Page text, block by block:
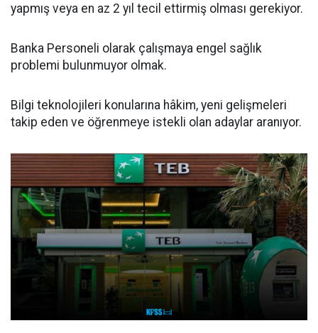
yapmış veya en az 2 yıl tecil ettirmiş olması gerekiyor.
Banka Personeli olarak çalışmaya engel sağlık
problemi bulunmuyor olmak.
Bilgi teknolojileri konularına hâkim, yeni gelişmeleri
takip eden ve öğrenmeye istekli olan adaylar aranıyor.